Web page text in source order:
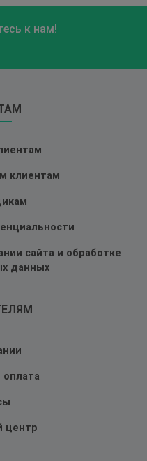
к нам!
клиентам
сайта и обработке
данных
оплата
центр